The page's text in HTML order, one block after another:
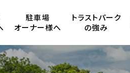
駐車場
オーナー様へ
トラストパーク
の強み